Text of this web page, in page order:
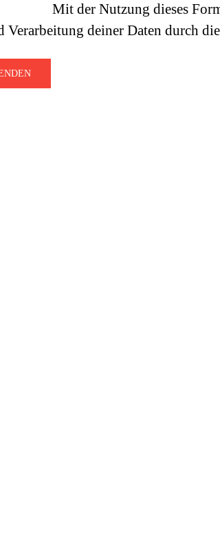
Mit der Nutzung dieses
Verarbeitung deiner Daten durch